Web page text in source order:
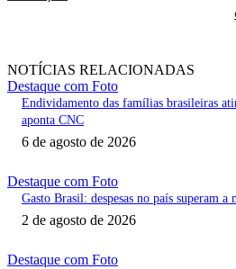
NOTÍCIAS RELACIONADAS
Destaque com Foto
Endividamento das famílias brasileiras
aponta CNC
6 de agosto de 2026
Destaque com Foto
Gasto Brasil: despesas no país superam
2 de agosto de 2026
Destaque com Foto